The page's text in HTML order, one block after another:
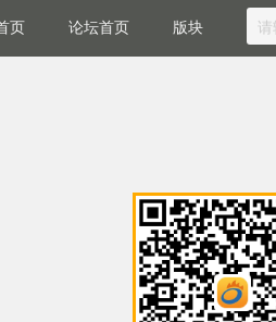
页 论坛首页 版块